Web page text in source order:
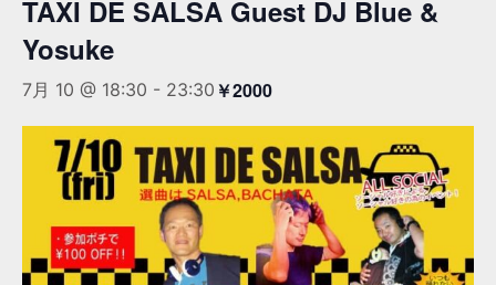
TAXI DE SALSA Guest DJ Blue &
Yosuke
7月 10 @ 18:30 - 23:30 ￥2000